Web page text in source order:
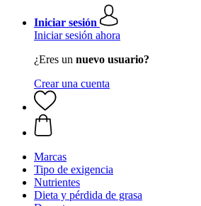
Iniciar sesión
Iniciar sesión ahora
¿Eres un nuevo usuario?
Crear una cuenta
Marcas
Tipo de exigencia
Nutrientes
Dieta y pérdida de grasa